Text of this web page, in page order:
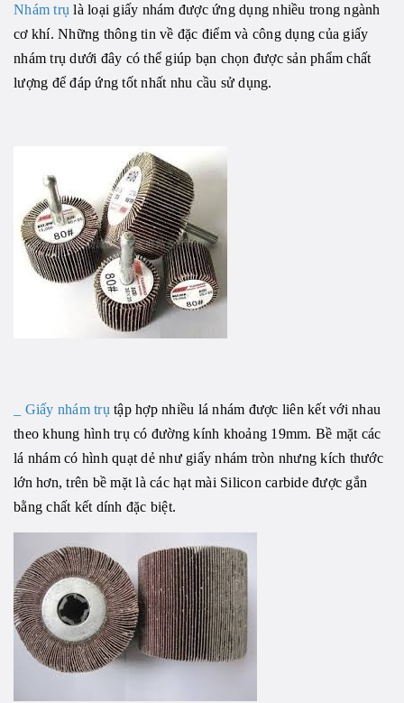
Nhám trụ là loại giấy nhám được ứng dụng nhiều trong ngành
cơ khí. Những thông tin về đặc điểm và công dụng của giấy
nhám trụ dưới đây có thể giúp bạn chọn được sản phẩm chất
lượng để đáp ứng tốt nhất nhu cầu sử dụng.
Giấy nhám trụ tập hợp nhiều lá nhám được liên kết với nhau
theo khung hình trụ có đường kính khoảng 19mm. Bề mặt các
lá nhám có hình quạt dẻ như giấy nhám tròn nhưng kích thước
lớn hơn, trên bề mặt là các hạt mài Silicon carbide được gắn
bằng chất kết dính đặc biệt.